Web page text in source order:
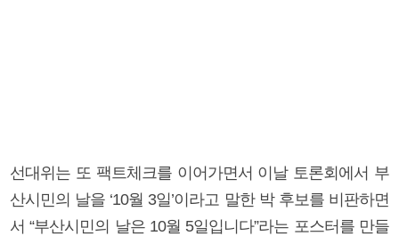
선대위는 또 팩트체크를 이어가면서 이날 토론회에서 부
산시민의 날을 ‘10월 3일’이라고 말한 박 후보를 비판하면
서 “부산시민의 날은 10월 5일입니다”라는 포스터를 만들